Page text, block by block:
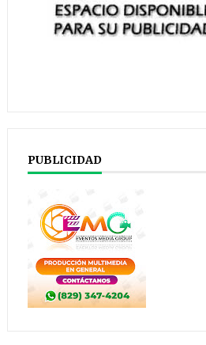
PUBLICIDAD